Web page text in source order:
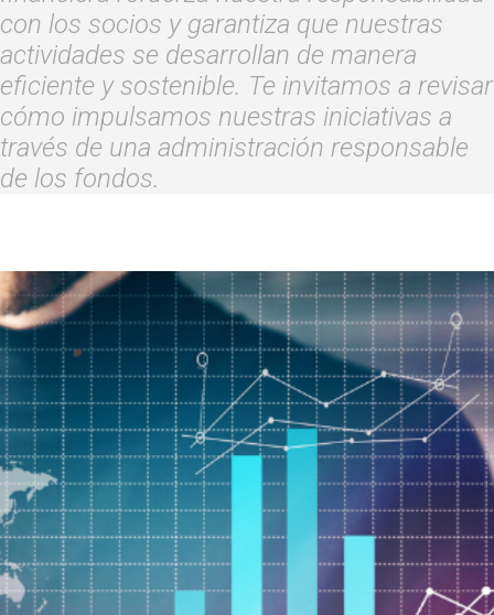
con los socios y garantiza que nuestras
actividades se desarrollan de manera
eficiente y sostenible. Te invitamos a revisar
cómo impulsamos nuestras iniciativas a
través de una administración responsable
de los fondos.